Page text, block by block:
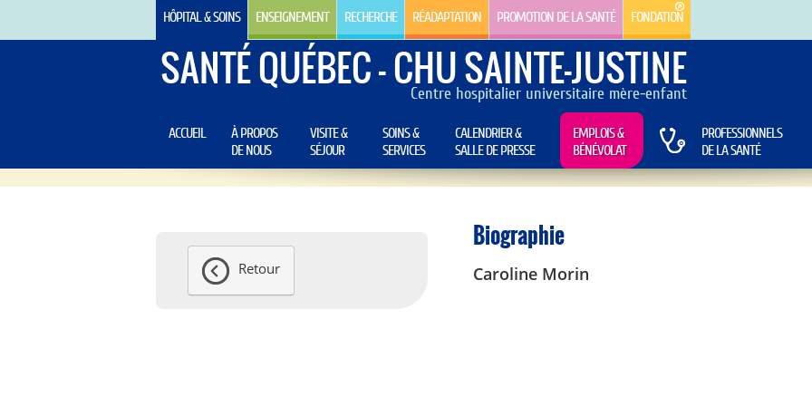
HÔPITAL & SOINS ENSEIGNEMENT RECHERCHE RÉADAPTATION PROMOTION DE LA SANTÉ FONDATION
SANTÉ QUÉBEC - CHU SAINTE-JUSTINE
Centre hospitalier universitaire mère-enfant
ACCUEIL
À PROPOS
DE NOUS
VISITE &
SÉJOUR
SOINS &
SERVICES
CALENDRIER &
SALLE DE PRESSE
EMPLOIS &
BÉNÉVOLAT
PROFESSIONNELS
DE LA SANTÉ
Retour
Biographie
Caroline Morin